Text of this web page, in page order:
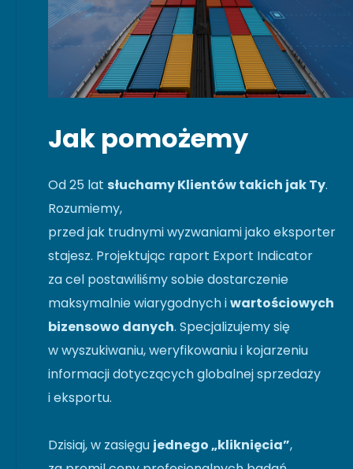
Jak pomożemy
Od 25 lat słuchamy Klientów takich jak Ty.
Rozumiemy,
przed jak trudnymi wyzwaniami jako eksporter
stajesz. Projektując raport Export Indicator
za cel postawiliśmy sobie dostarczenie
maksymalnie wiarygodnych iwartościowych
bizensowo danych. Specjalizujemy się
w wyszukiwaniu, weryfikowaniu i kojarzeniu
informacji dotyczących globalnej sprzedaży
i eksportu.
Dzisiaj, w zasięgu jednego „kliknięcia”,